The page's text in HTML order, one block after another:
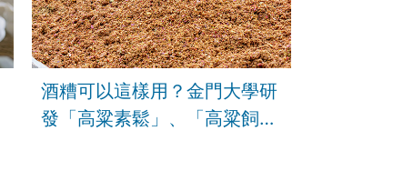
酒糟可以這樣用？金門大學研
發「高粱素鬆」、「高粱飼